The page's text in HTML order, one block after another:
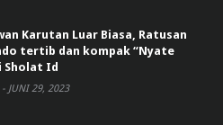
Karutan Luar Biasa, Ratusan
tertib dan kompak “Nyate
Sholat Id
- JUNI 29, 2023